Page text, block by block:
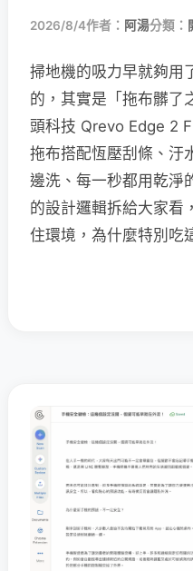
2026/8/4作者： 阿湯分類：
掃地機的吸力早就夠用
的，其實是「拖布髒了
頭科技 Qrevo Edge 2
拖布搭配恆壓刮條、汙
邊洗、每一秒都用乾淨
的設計邏輯拆給大家看
住環境，為什麼特別吃